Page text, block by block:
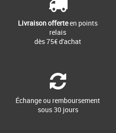
Livraison offerteen points
relais
dès 75€ d'achat
Échange ou remboursement
sous 30 jours